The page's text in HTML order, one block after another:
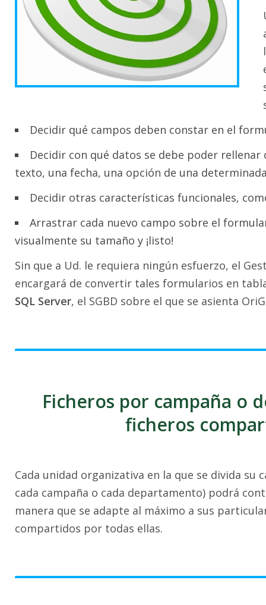
Decidir qué campos deben constar en el
Decidir con qué datos se debe poder
texto, una fecha, una opción de una
Decidir otras características funcionales,
Arrastrar cada nuevo campo sobre el
visualmente su tamaño y ¡listo!
Sin que a Ud. le requiera ningún esfuerzo, el
encargará de convertir tales formularios en
SQL Server, el SGBD sobre el que se asienta
Ficheros por campaña o
ficheros
Cada unidad organizativa en la que se divida su
cada campaña o cada departamento) podrá
manera que se adapte al máximo a sus
compartidos por todas ellas.